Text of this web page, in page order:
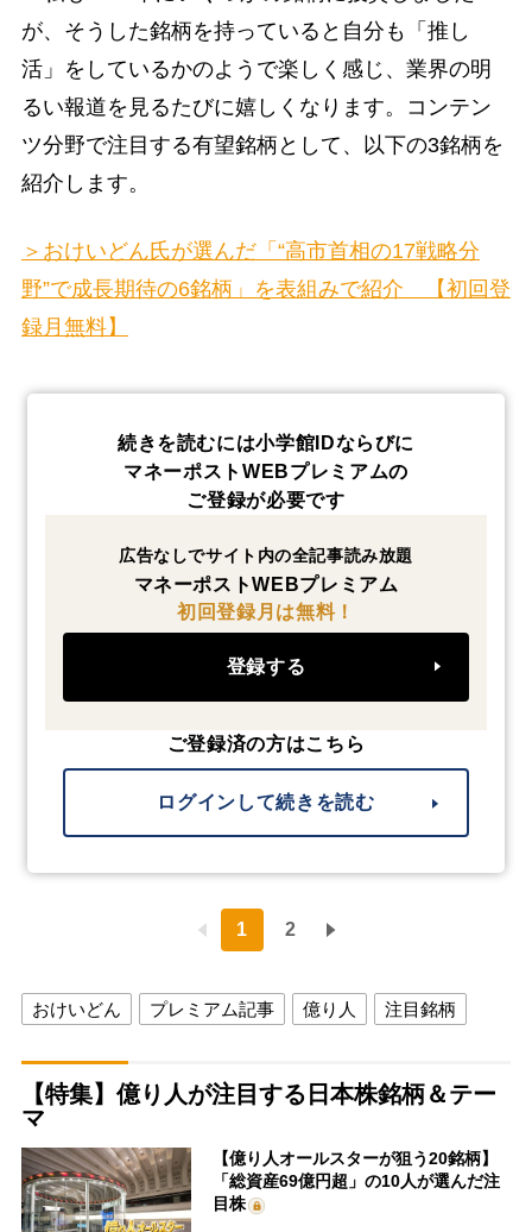
が、そうした銘柄を持っていると自分も「推し
活」をしているかのようで楽しく感じ、業界の明
るい報道を見るたびに嬉しくなります。コンテン
ツ分野で注目する有望銘柄として、以下の3銘柄を
紹介します。
＞おけいどん氏が選んだ「“高市首相の17戦略分
野”で成長期待の6銘柄」を表組みで紹介 【初回登
録月無料】
続きを読むには小学館IDならびに
マネーポストWEBプレミアムの
ご登録が必要です
広告なしでサイト内の全記事読み放題
マネーポストWEBプレミアム
初回登録月は無料！
登録する
ご登録済の方はこちら
ログインして続きを読む
1 2
おけいどん プレミアム記事 億り人 注目銘柄
【特集】億り人が注目する日本株銘柄＆テー
マ
【億り人オールスターが狙う20銘柄】
「総資産69億円超」の10人が選んだ注
目株